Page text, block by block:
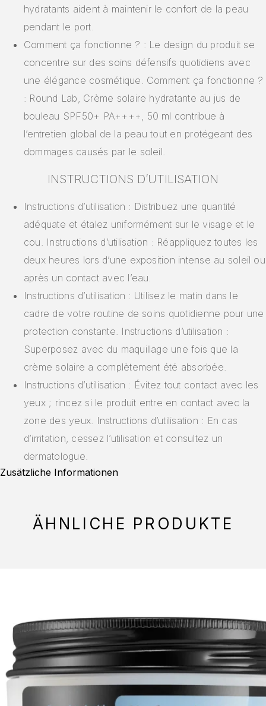
hydratants aident à maintenir le confort de la peau
pendant le port.
Comment ça fonctionne ? : Le design du produit se
concentre sur des soins défensifs quotidiens avec
une élégance cosmétique. Comment ça fonctionne ?
: Round Lab, Crème solaire hydratante au jus de
bouleau SPF50+ PA++++, 50 ml contribue à
l’entretien global de la peau tout en protégeant des
dommages causés par le soleil.
INSTRUCTIONS D’UTILISATION
Instructions d’utilisation : Distribuez une quantité
adéquate et étalez uniformément sur le visage et le
cou. Instructions d’utilisation : Réappliquez toutes les
deux heures lors d’une exposition intense au soleil ou
après un contact avec l’eau.
Instructions d’utilisation : Utilisez le matin dans le
cadre de votre routine de soins quotidienne pour une
protection constante. Instructions d’utilisation :
Superposez avec du maquillage une fois que la
crème solaire a complètement été absorbée.
Instructions d’utilisation : Évitez tout contact avec les
yeux ; rincez si le produit entre en contact avec la
zone des yeux. Instructions d’utilisation : En cas
d’irritation, cessez l’utilisation et consultez un
dermatologue.
Zusätzliche Informationen
ÄHNLICHE PRODUKTE